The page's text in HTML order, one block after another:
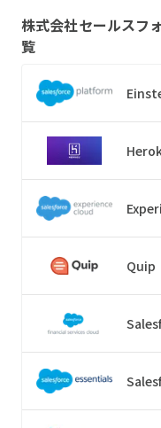
株式会社セールスフ
覧
Quip